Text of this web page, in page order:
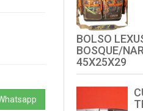
BOLSO
BOSQUE/
45X25X29